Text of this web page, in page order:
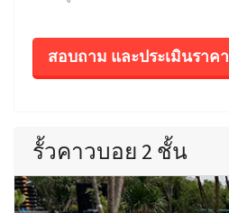
สอบถาม และประเมินราคา
รั้วคาวบอย 2 ชั้น